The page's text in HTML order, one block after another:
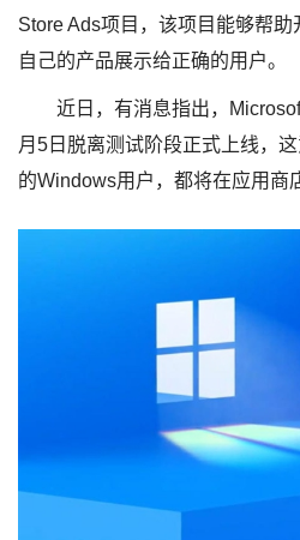
Store Ads项目，该项目能够帮
自己的产品展示给正确的用户。
近日，有消息指出，
月5日脱离测试阶段正式上线，
的Windows用户，都将在应用商